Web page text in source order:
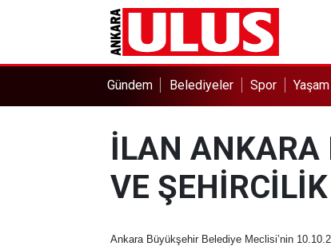
Gündem Belediyeler Spor Yaşam
İLAN ANKARA
VE
Ankara Büyükşehir Belediye Meclisi’nin